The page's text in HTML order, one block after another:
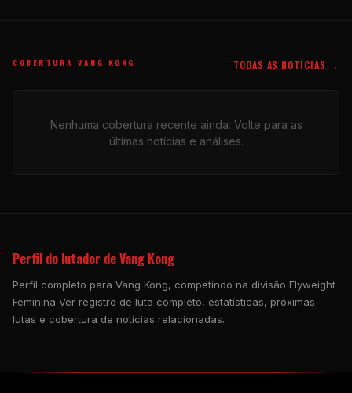
COBERTURA VANG KONG TODAS AS NOTÍCIAS →
Nenhuma cobertura recente ainda. Volte para as
últimas notícias e análises.
Perfil do lutador de Vang Kong
Perfil completo para Vang Kong, competindo na divisão Flyweight
Feminina Ver registro de luta completo, estatísticas, próximas
lutas e cobertura de notícias relacionadas.